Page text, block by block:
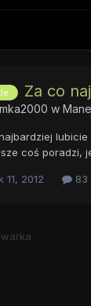
Za co
w
coś poradzi,
11, 2012 83